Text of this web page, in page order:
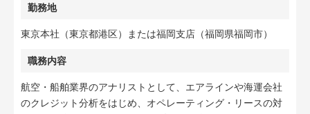
勤務地
東京本社（東京都港区）または福岡支店（福岡県福岡市）
職務内容
航空・船舶業界のアナリストとして、エアラインや海運会社
のクレジット分析をはじめ、オペレーティング・リースの対